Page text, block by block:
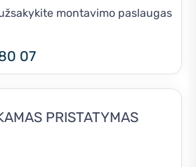
montavimo paslaugas
07
PRISTATYMAS